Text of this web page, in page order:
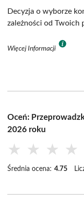
Decyzja o wyborze
zależności od Twoich
Więcej Informacji
Oceń:
2026 roku
★ ★ ★ ★
Średnia ocena: 4.75